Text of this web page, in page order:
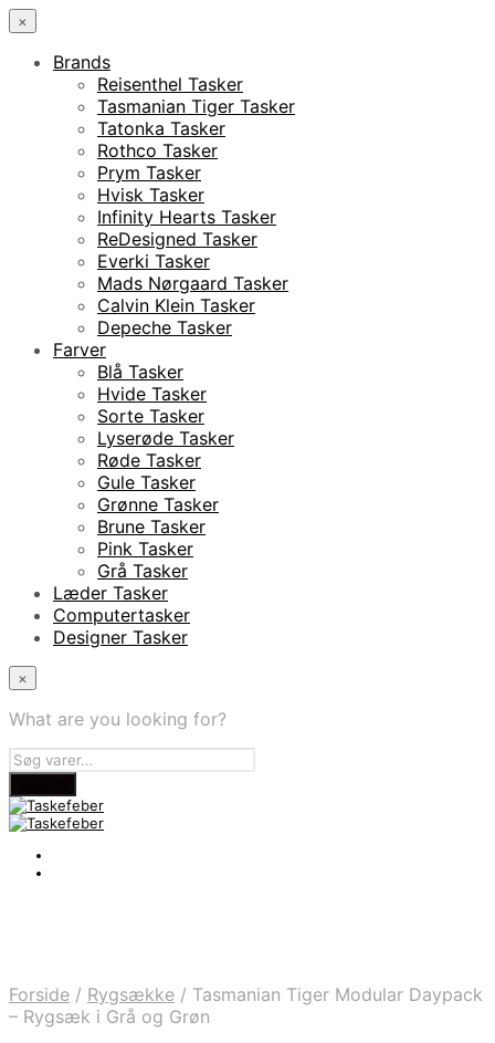
×
Brands
Reisenthel Tasker
Tasmanian Tiger Tasker
Tatonka Tasker
Rothco Tasker
Prym Tasker
Hvisk Tasker
Infinity Hearts Tasker
ReDesigned Tasker
Everki Tasker
Mads Nørgaard Tasker
Calvin Klein Tasker
Depeche Tasker
Farver
Blå Tasker
Hvide Tasker
Sorte Tasker
Lyserøde Tasker
Røde Tasker
Gule Tasker
Grønne Tasker
Brune Tasker
Pink Tasker
Grå Tasker
Læder Tasker
Computertasker
Designer Tasker
×
What are you looking for?
Forside / Rygsække / Tasmanian Tiger Modular Daypack
– Rygsæk i Grå og Grøn